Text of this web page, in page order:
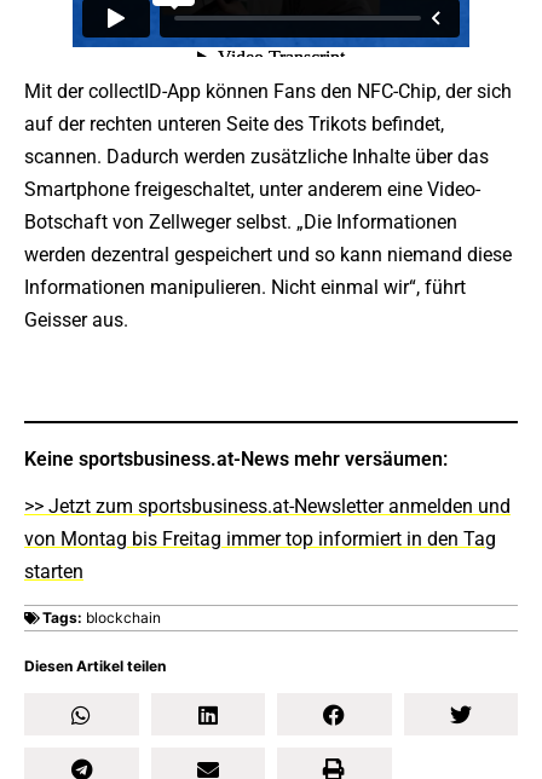
Diesen Artikel teilen
Mit der collectID-App können Fans den NFC-Chip, der sich
auf der rechten unteren Seite des Trikots befindet,
scannen. Dadurch werden zusätzliche Inhalte über das
Smartphone freigeschaltet, unter anderem eine Video-
Botschaft von Zellweger selbst. „Die Informationen
werden dezentral gespeichert und so kann niemand diese
Informationen manipulieren. Nicht einmal wir“, führt
Geisser aus.
Keine sportsbusiness.at-News mehr versäumen:
>> Jetzt zum sportsbusiness.at-Newsletter anmelden und
von Montag bis Freitag immer top informiert in den Tag
starten
Tags: blockchain